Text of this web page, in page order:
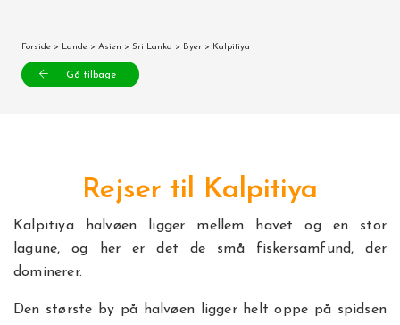
Forside > Lande > Asien > Sri Lanka > Byer > Kalpitiya
Gå tilbage
Rejser til Kalpitiya
Kalpitiya halvøen ligger mellem havet og en stor
lagune, og her er det de små fiskersamfund, der
dominerer.
Den største by på halvøen ligger helt oppe på spidsen